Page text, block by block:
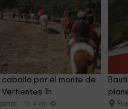
caballo por el monte de
1h
16.4 km